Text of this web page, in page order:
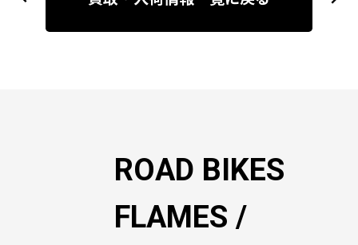
ROAD BIKES
FLAMES /